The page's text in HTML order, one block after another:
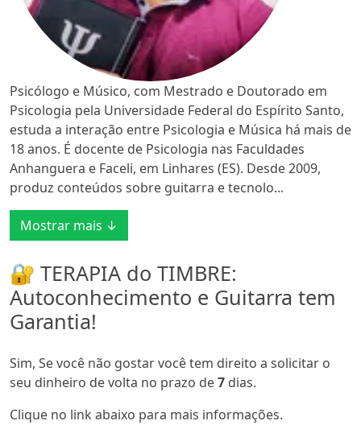
Psicólogo e Músico, com Mestrado e Doutorado em
Psicologia pela Universidade Federal do Espírito Santo,
estuda a interação entre Psicologia e Música há mais de
18 anos. É docente de Psicologia nas Faculdades
Anhanguera e Faceli, em Linhares (ES). Desde 2009,
produz conteúdos sobre guitarra e tecnolo...
Mostrar mais ↓
🔐 TERAPIA do TIMBRE:
Autoconhecimento e Guitarra tem
Garantia!
Sim, Se você não gostar você tem direito a solicitar o
seu dinheiro de volta no prazo de7 dias.
Clique no link abaixo para mais informações.